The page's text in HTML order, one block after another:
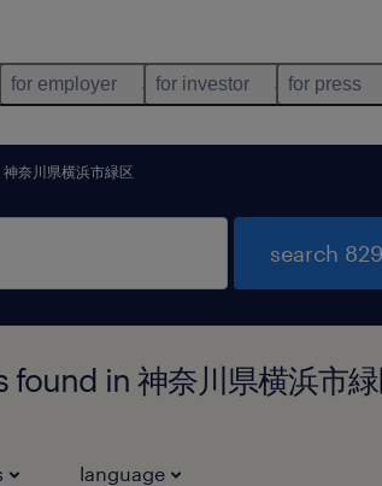
for employer for investor for press
神奈川県横浜市緑区
search
in 神奈川県横浜市
language